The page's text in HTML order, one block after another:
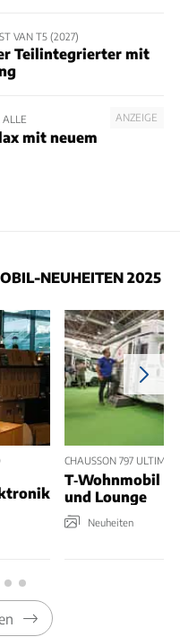
VAN T5 (2027)
Teilintegrierter mit
ANZEIGE
ALLE
mit neuem
NEUHEITEN 2025
CHAUSSON 797
T‑Wohnmobil
und Lounge
Neuheiten